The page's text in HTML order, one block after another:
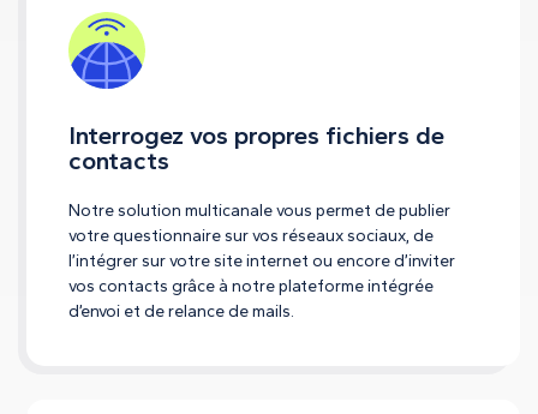
Interrogez vos propres fichiers de
contacts
Notre solution multicanale vous permet de publier
votre questionnaire sur vos réseaux sociaux, de
l’intégrer sur votre site internet ou encore d’inviter
vos contacts grâce à notre plateforme intégrée
d’envoi et de relance de mails.